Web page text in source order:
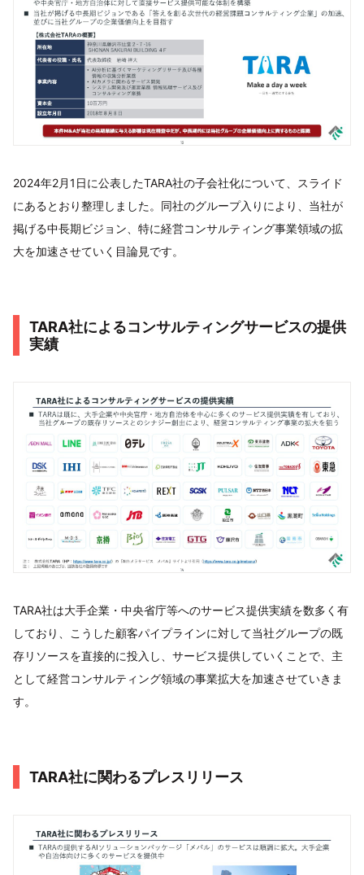
2024年2月1日に公表したTARA社の子会社化について、スライド
にあるとおり整理しました。同社のグループ入りにより、当社が
掲げる中長期ビジョン、特に経営コンサルティング事業領域の拡
大を加速させていく目論見です。
TARA社によるコンサルティングサービスの提供
実績
TARA社は大手企業・中央省庁等へのサービス提供実績を数多く有
しており、こうした顧客パイプラインに対して当社グループの既
存リソースを直接的に投入し、サービス提供していくことで、主
として経営コンサルティング領域の事業拡大を加速させていきま
す。
TARA社に関わるプレスリリース